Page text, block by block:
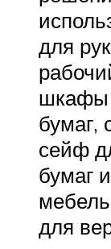
для
шкафы
бумаг,
сейф
бумаг
для